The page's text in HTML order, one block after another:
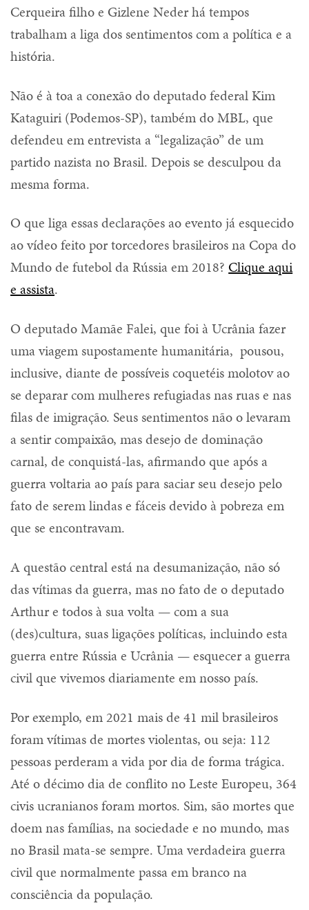
Cerqueira filho e Gizlene Neder há tempos
trabalham a liga dos sentimentos com a política e a
história.
Não é à toa a conexão do deputado federal Kim
Kataguiri (Podemos-SP), também do MBL, que
defendeu em entrevista a “legalização” de um
partido nazista no Brasil. Depois se desculpou da
mesma forma.
O que liga essas declarações ao evento já esquecido
ao vídeo feito por torcedores brasileiros na Copa do
Mundo de futebol da Rússia em 2018?Clique aqui
e assista.
O deputado Mamãe Falei, que foi à Ucrânia fazer
uma viagem supostamente humanitária, pousou,
inclusive, diante de possíveis coquetéis molotov ao
se deparar com mulheres refugiadas nas ruas e nas
filas de imigração. Seus sentimentos não o levaram
a sentir compaixão, mas desejo de dominação
carnal, de conquistá-las, afirmando que após a
guerra voltaria ao país para saciar seu desejo pelo
fato de serem lindas e fáceis devido à pobreza em
que se encontravam.
A questão central está na desumanização, não só
das vítimas da guerra, mas no fato de o deputado
Arthur e todos à sua volta — com a sua
(des)cultura, suas ligações políticas, incluindo esta
guerra entre Rússia e Ucrânia — esquecer a guerra
civil que vivemos diariamente em nosso país.
Por exemplo, em 2021 mais de 41 mil brasileiros
foram vítimas de mortes violentas, ou seja: 112
pessoas perderam a vida por dia de forma trágica.
Até o décimo dia de conflito no Leste Europeu, 364
civis ucranianos foram mortos. Sim, são mortes que
doem nas famílias, na sociedade e no mundo, mas
no Brasil mata-se sempre. Uma verdadeira guerra
civil que normalmente passa em branco na
consciência da população.